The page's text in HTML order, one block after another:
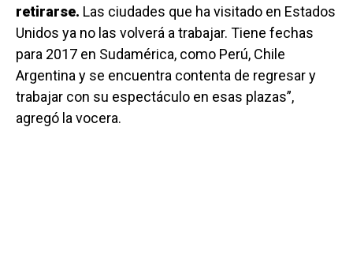
retirarse. Las ciudades que ha visitado en Estados
Unidos ya no las volverá a trabajar. Tiene fechas
para 2017 en Sudamérica, como Perú, Chile
Argentina y se encuentra contenta de regresar y
trabajar con su espectáculo en esas plazas”,
agregó la vocera.